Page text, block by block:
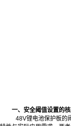
一、安全阈值设置的
48V锂电池保护板的